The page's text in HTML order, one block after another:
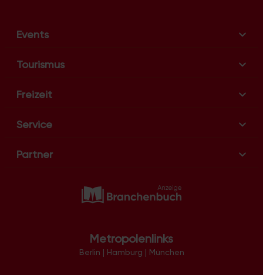
Events
Tourismus
Freizeit
Service
Partner
Metropolenlinks
Berlin | Hamburg | München